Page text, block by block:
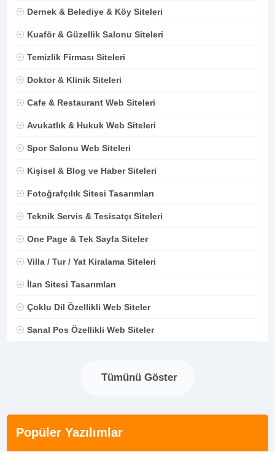
Dernek & Belediye & Köy Siteleri
Kuaför & Güzellik Salonu Siteleri
Temizlik Firması Siteleri
Doktor & Klinik Siteleri
Cafe & Restaurant Web Siteleri
Avukatlık & Hukuk Web Siteleri
Spor Salonu Web Siteleri
Kişisel & Blog ve Haber Siteleri
Fotoğrafçılık Sitesi Tasarımları
Teknik Servis & Tesisatçı Siteleri
One Page & Tek Sayfa Siteler
Villa / Tur / Yat Kiralama Siteleri
İlan Sitesi Tasarımları
Çoklu Dil Özellikli Web Siteler
Sanal Pos Özellikli Web Siteler
Tümünü Göster
Popüler Yazılımlar